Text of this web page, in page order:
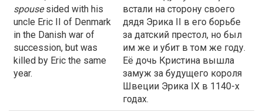
spousesided with his
uncle Eric II of Denmark
in the Danish war of
succession, but was
killed by Eric the same
year.
встали на сторону своего
дядя Эрика II в его борьбе
за датский престол, но был
им же и убит в том же году.
Её дочь Кристина вышла
замуж за будущего короля
Швеции Эрика IX в 1140-х
годах.